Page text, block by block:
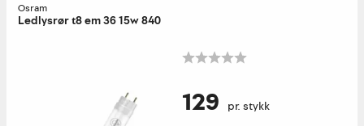
Osram
Ledlysrør t8 em 36 15w 840
129 pr. stykk